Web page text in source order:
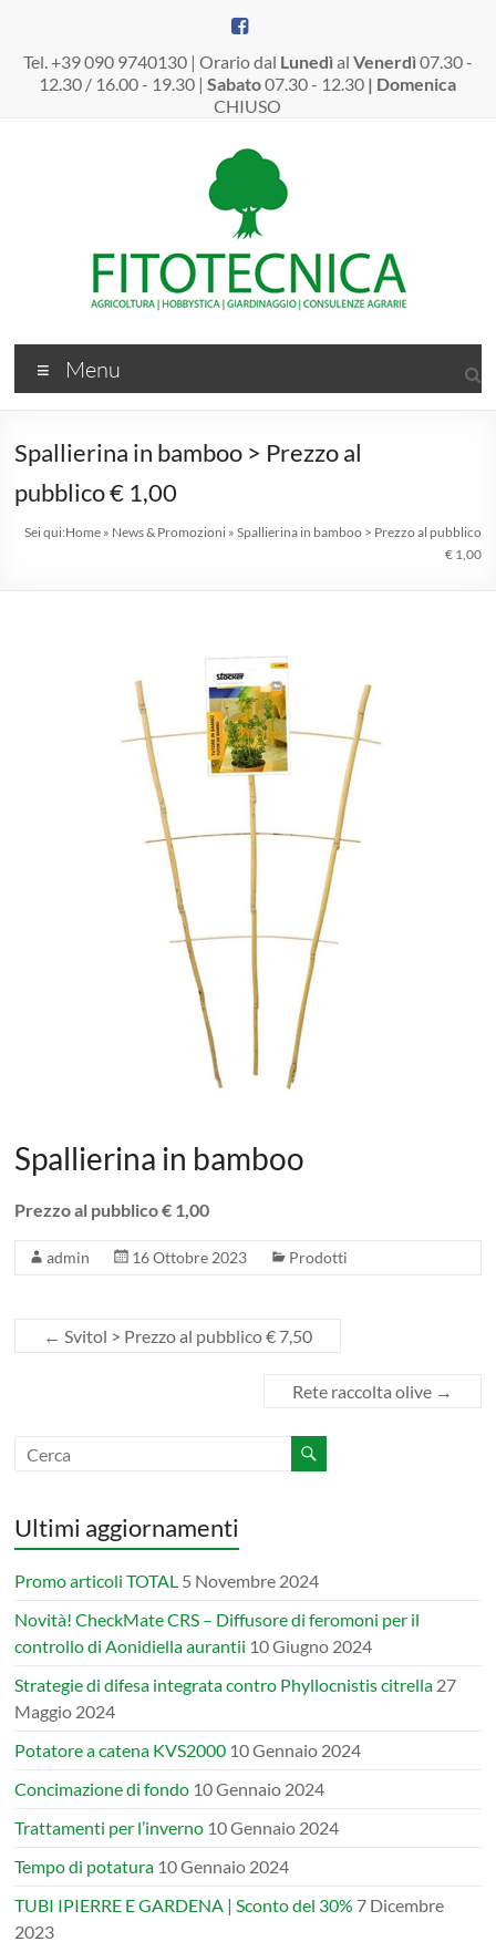
contenuto
Tel. +39 090 9740130 | Orario dal Lunedì al Venerdì 07.30 -
12.30 / 16.00 - 19.30 |Sabato07.30 - 12.30 | Domenica
CHIUSO
Fitotecnica
Srl
–
Dal
1975
florovivaismo
Menu
Spallierina in bamboo > Prezzo al
pubblico € 1,00
Sei qui:Home» News & Promozioni» Spallierina in bamboo > Prezzo al pubblico
€ 1,00
Spallierina in bamboo
Prezzo al pubblico € 1,00
admin 16 Ottobre 2023 Prodotti
← Svitol > Prezzo al pubblico € 7,50
Rete raccolta olive →
Ultimi aggiornamenti
Promo articoli TOTAL 5 Novembre 2024
Novità! CheckMate CRS – Diffusore di feromoni per il
controllo di Aonidiella aurantii 10 Giugno 2024
Strategie di difesa integrata contro Phyllocnistis citrella 27
Maggio 2024
Potatore a catena KVS2000 10 Gennaio 2024
Concimazione di fondo 10 Gennaio 2024
Trattamenti per l’inverno 10 Gennaio 2024
Tempo di potatura 10 Gennaio 2024
TUBI IPIERRE E GARDENA | Sconto del 30% 7 Dicembre
2023